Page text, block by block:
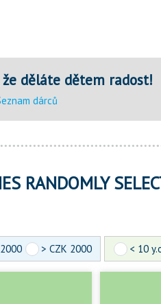
že děláte dětem radost!
dárců
RANDOMLY
> CZK 2000 < 10